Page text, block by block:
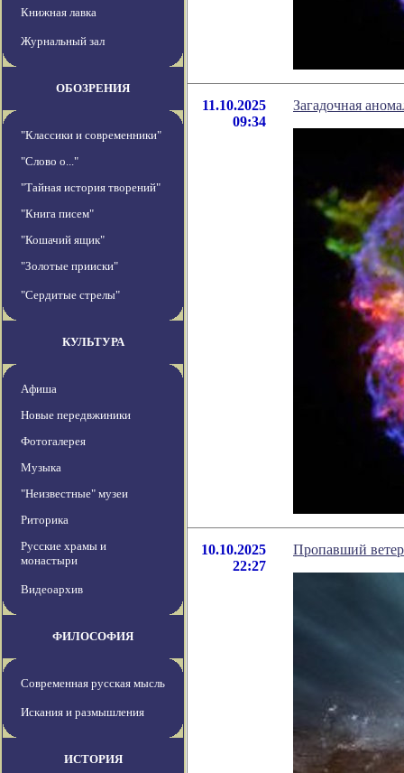
Книжная лавка
Журнальный зал
ОБОЗРЕНИЯ
"Классики и современники"
"Слово о..."
"Тайная история творений"
"Книга писем"
"Кошачий ящик"
"Золотые прииски"
"Сердитые стрелы"
КУЛЬТУРА
Афиша
Новые передвжиники
Фотогалерея
Музыка
"Неизвестные" музеи
Риторика
Русские храмы и
монастыри
Видеоархив
ФИЛОСОФИЯ
Современная русская мысль
Искания и размышления
ИСТОРИЯ
11.10.2025
09:34
Загадочная
10.10.2025
22:27
Пропавший